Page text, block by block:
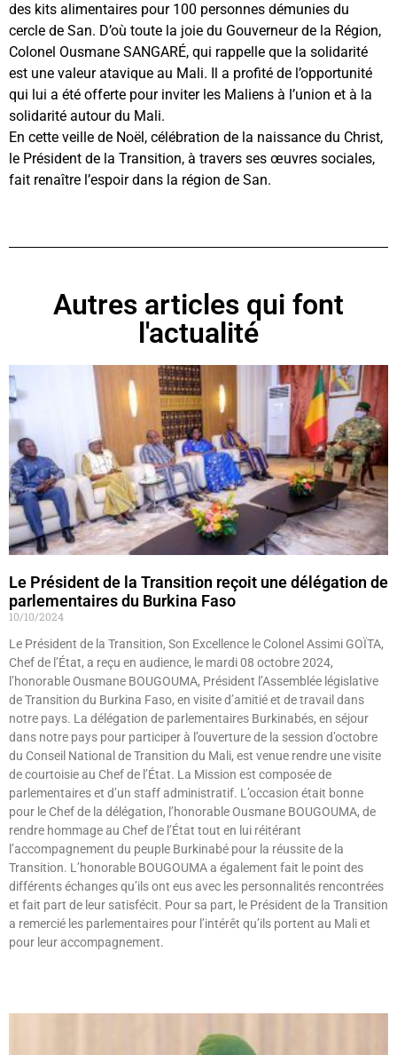
des kits alimentaires pour 100 personnes démunies du
cercle de San. D’où toute la joie du Gouverneur de la Région,
Colonel Ousmane SANGARÉ, qui rappelle que la solidarité
est une valeur atavique au Mali. Il a profité de l’opportunité
qui lui a été offerte pour inviter les Maliens à l’union et à la
solidarité autour du Mali.
En cette veille de Noël, célébration de la naissance du Christ,
le Président de la Transition, à travers ses œuvres sociales,
fait renaître l’espoir dans la région de San.
Autres articles qui font
l'actualité
Le Président de la Transition reçoit une délégation de
parlementaires du Burkina Faso
10/10/2024
Le Président de la Transition, Son Excellence le Colonel Assimi GOÏTA,
Chef de l’État, a reçu en audience, le mardi 08 octobre 2024,
l’honorable Ousmane BOUGOUMA, Président l’Assemblée législative
de Transition du Burkina Faso, en visite d’amitié et de travail dans
notre pays. La délégation de parlementaires Burkinabés, en séjour
dans notre pays pour participer à l’ouverture de la session d’octobre
du Conseil National de Transition du Mali, est venue rendre une visite
de courtoisie au Chef de l’État. La Mission est composée de
parlementaires et d’un staff administratif. L’occasion était bonne
pour le Chef de la délégation, l’honorable Ousmane BOUGOUMA, de
rendre hommage au Chef de l’État tout en lui réitérant
l’accompagnement du peuple Burkinabé pour la réussite de la
Transition. L’honorable BOUGOUMA a également fait le point des
différents échanges qu’ils ont eus avec les personnalités rencontrées
et fait part de leur satisfécit. Pour sa part, le Président de la Transition
a remercié les parlementaires pour l’intérêt qu’ils portent au Mali et
pour leur accompagnement.